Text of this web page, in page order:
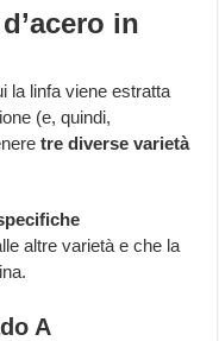
in
la linfa viene estratta
(e, quindi,
tre diverse varietà
altre varietà e che la
A